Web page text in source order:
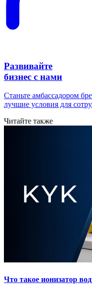
Развивайте
бизнес с нами
Станьте амбассадором
лучшие условия для
Читайте также
Что такое ионизатор